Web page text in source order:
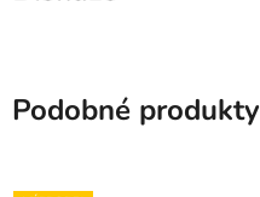
Podobné produkty